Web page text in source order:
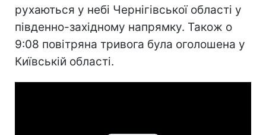
рухаються у небі Чернігівської області у
південно-західному напрямку. Також о
9:08 повітряна тривога була оголошена у
Київській області.